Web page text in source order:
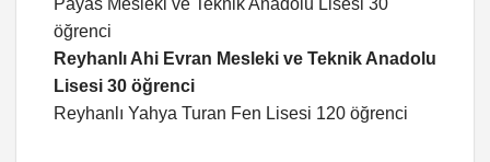
öğrenci
Reyhanlı Ahi Evran Mesleki ve Teknik Anadolu
Lisesi 30 öğrenci
Reyhanlı Yahya Turan Fen Lisesi 120 öğrenci